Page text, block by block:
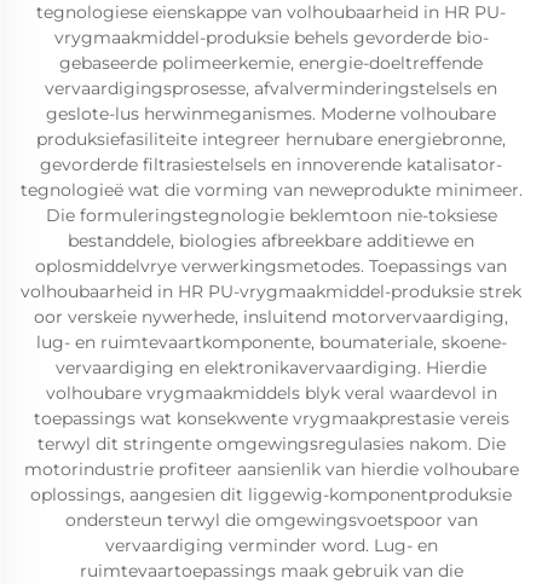
tegnologiese eienskappe van volhoubaarheid in HR PU-
vrygmaakmiddel-produksie behels gevorderde bio-
gebaseerde polimeerkemie, energie-doeltreffende
vervaardigingsprosesse, afvalverminderingstelsels en
geslote-lus herwinmeganismes. Moderne volhoubare
produksiefasiliteite integreer hernubare energiebronne,
gevorderde filtrasiestelsels en innoverende katalisator-
tegnologieë wat die vorming van neweprodukte minimeer.
Die formuleringstegnologie beklemtoon nie-toksiese
bestanddele, biologies afbreekbare additiewe en
oplosmiddelvrye verwerkingsmetodes. Toepassings van
volhoubaarheid in HR PU-vrygmaakmiddel-produksie strek
oor verskeie nywerhede, insluitend motorvervaardiging,
lug- en ruimtevaartkomponente, boumateriale, skoene-
vervaardiging en elektronikavervaardiging. Hierdie
volhoubare vrygmaakmiddels blyk veral waardevol in
toepassings wat konsekwente vrygmaakprestasie vereis
terwyl dit stringente omgewingsregulasies nakom. Die
motorindustrie profiteer aansienlik van hierdie volhoubare
oplossings, aangesien dit liggewig-komponentproduksie
ondersteun terwyl die omgewingsvoetspoor van
vervaardiging verminder word. Lug- en
ruimtevaartoepassings maak gebruik van die